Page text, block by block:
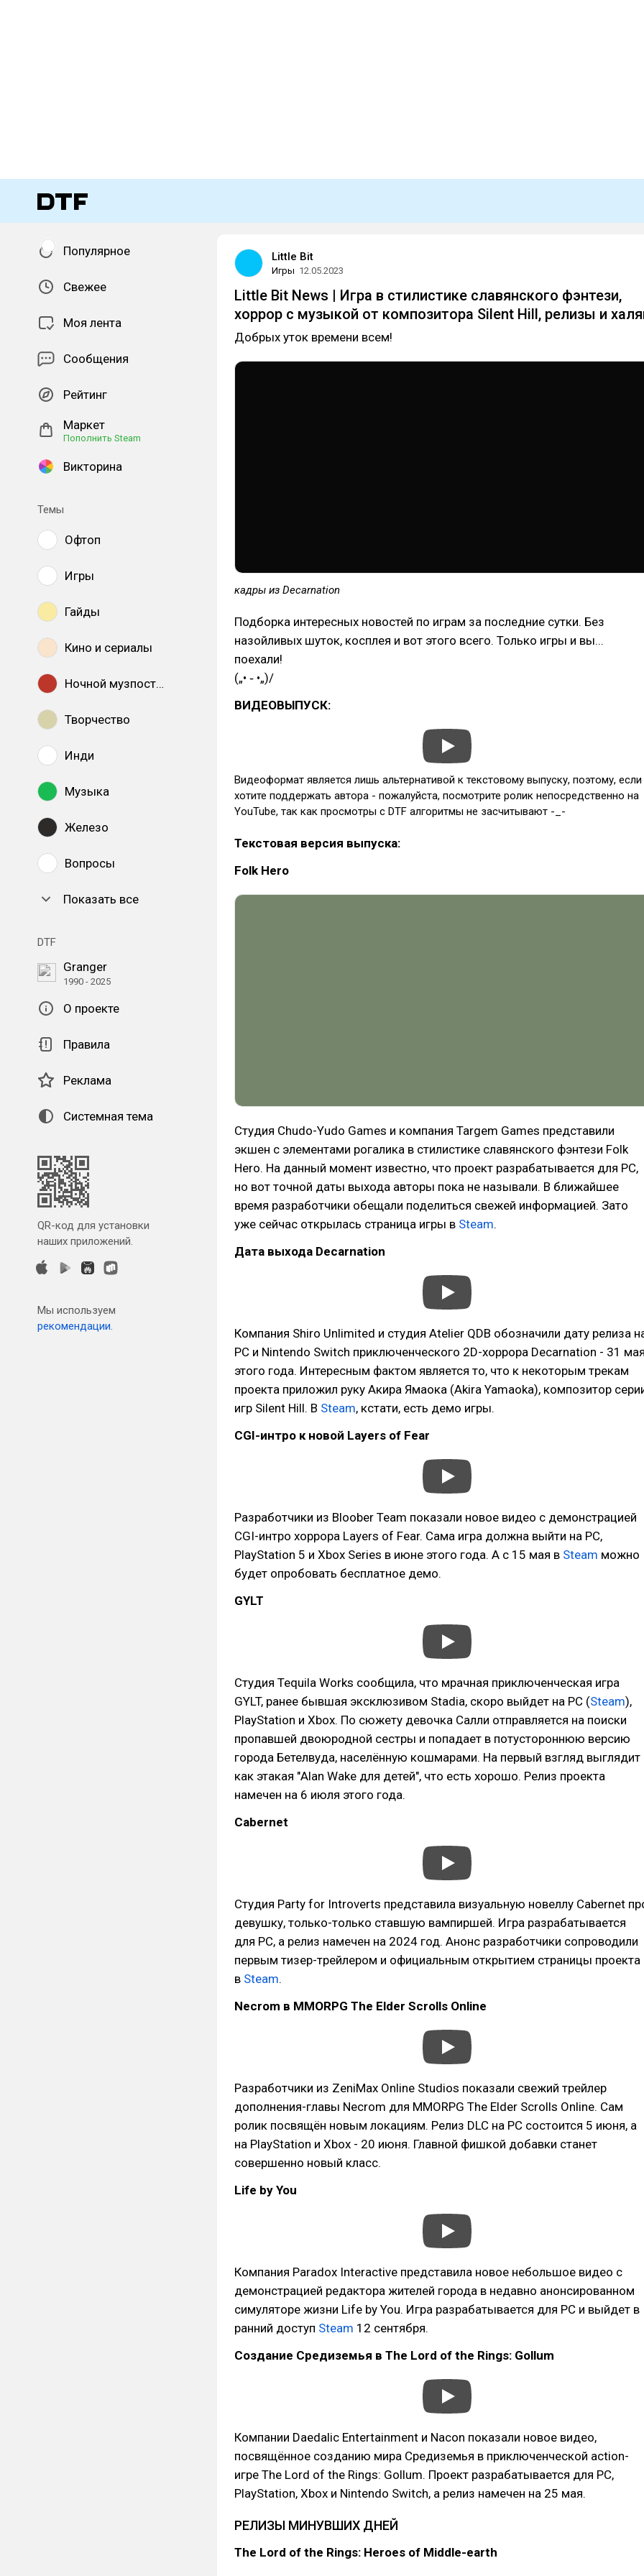
Популярное
Свежее
Моя лента
Сообщения
Рейтинг
Маркет
Пополнить Steam
Викторина
Темы
Офтоп
Игры
Гайды
Кино и сериалы
Ночной музпостинг
Творчество
Инди
Музыка
Железо
Вопросы
Показать все
DTF
Granger
1990 - 2025
О проекте
Правила
Реклама
Системная тема
QR-код для установки
наших приложений.
Мы используем
рекомендации.
Little Bit
Игры 12.05.2023
Little Bit News | Игра в стилистике славянского фэнтези,
хоррор с музыкой от композитора Silent Hill, релизы и
Добрых уток времени всем!
кадры из Decarnation
Подборка интересных новостей по играм за последние сутки. Без
назойливых шуток, косплея и вот этого всего. Только игры и вы...
поехали!
(„• ֊ •„)/
ВИДЕОВЫПУСК:
Видеоформат является лишь альтернативой к текстовому выпуску, поэтому, если
хотите поддержать автора - пожалуйста, посмотрите ролик непосредственно на
YouTube, так как просмотры с DTF алгоритмы не засчитывают -_-
Текстовая версия выпуска:
Folk Hero
Студия Chudo-Yudo Games и компания Targem Games представили
экшен с элементами рогалика в стилистике славянского фэнтези Folk
Hero. На данный момент известно, что проект разрабатывается для PC,
но вот точной даты выхода авторы пока не называли. В ближайшее
время разработчики обещали поделиться свежей информацией. Зато
уже сейчас открылась страница игры в Steam.
Дата выхода Decarnation
Компания Shiro Unlimited и студия Atelier QDB обозначили дату релиза
PC и Nintendo Switch приключенческого 2D-хоррора Decarnation - 31
этого года. Интересным фактом является то, что к некоторым трекам
проекта приложил руку Акира Ямаока (Akira Yamaoka), композитор
игр Silent Hill. В Steam, кстати, есть демо игры.
CGI-интро к новой Layers of Fear
Разработчики из Bloober Team показали новое видео с демонстрацией
CGI-интро хоррора Layers of Fear. Сама игра должна выйти на PC,
PlayStation 5 и Xbox Series в июне этого года. А с 15 мая в Steam можно
будет опробовать бесплатное демо.
GYLT
Студия Tequila Works сообщила, что мрачная приключенческая игра
GYLT, ранее бывшая эксклюзивом Stadia, скоро выйдет на PC (Steam),
PlayStation и Xbox. По сюжету девочка Салли отправляется на поиски
пропавшей двоюродной сестры и попадает в потустороннюю версию
города Бетелвуда, населённую кошмарами. На первый взгляд выглядит
как этакая "Alan Wake для детей", что есть хорошо. Релиз проекта
намечен на 6 июля этого года.
Cabernet
Студия Party for Introverts представила визуальную новеллу Cabernet
девушку, только-только ставшую вампиршей. Игра разрабатывается
для PC, а релиз намечен на 2024 год. Анонс разработчики сопроводили
первым тизер-трейлером и официальным открытием страницы проекта
в Steam.
Necrom в MMORPG The Elder Scrolls Online
Разработчики из ZeniMax Online Studios показали свежий трейлер
дополнения-главы Necrom для MMORPG The Elder Scrolls Online. Сам
ролик посвящён новым локациям. Релиз DLC на PC состоится 5 июня, а
на PlayStation и Xbox - 20 июня. Главной фишкой добавки станет
совершенно новый класс.
Life by You
Компания Paradox Interactive представила новое небольшое видео с
демонстрацией редактора жителей города в недавно анонсированном
симуляторе жизни Life by You. Игра разрабатывается для PC и выйдет в
ранний доступ Steam 12 сентября.
Создание Средиземья в The Lord of the Rings: Gollum
Компании Daedalic Entertainment и Nacon показали новое видео,
посвящённое созданию мира Средиземья в приключенческой action-
игре The Lord of the Rings: Gollum. Проект разрабатывается для PC,
PlayStation, Xbox и Nintendo Switch, а релиз намечен на 25 мая.
РЕЛИЗЫ МИНУВШИХ ДНЕЙ
The Lord of the Rings: Heroes of Middle-earth